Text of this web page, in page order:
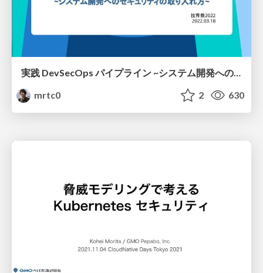
実践 DevSecOps パイプライン ~システム開発へのセキュリティの取り入れ方~
mrtc0
2 630